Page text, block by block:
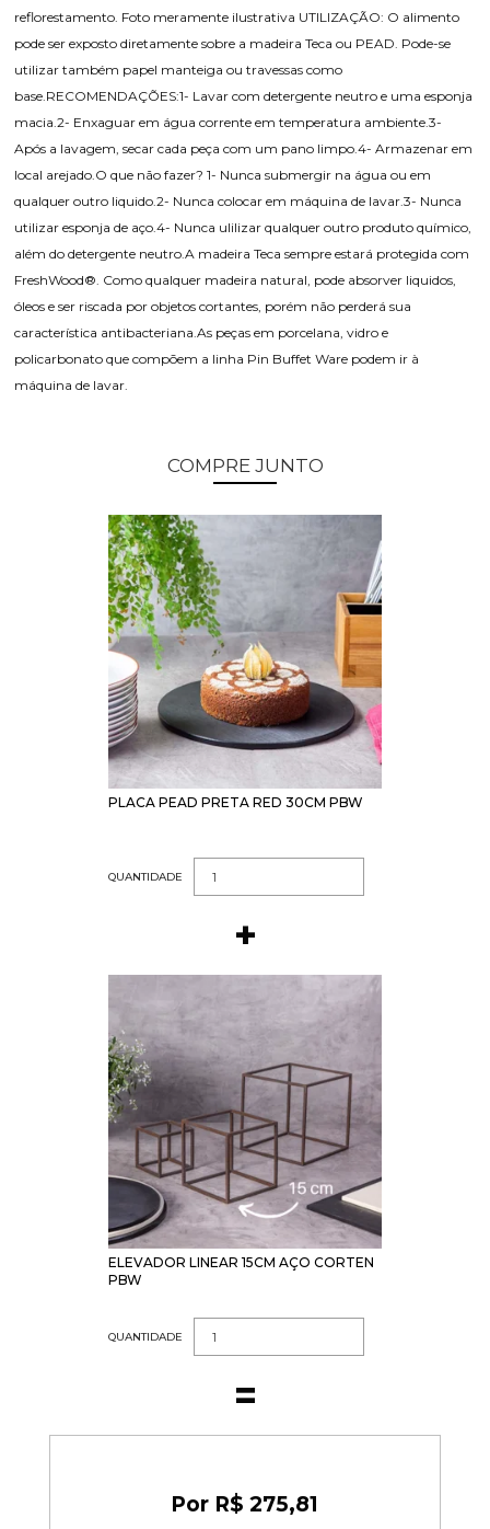
reflorestamento. Foto meramente ilustrativa UTILIZAÇÃO: O alimento
pode ser exposto diretamente sobre a madeira Teca ou PEAD. Pode-se
utilizar também papel manteiga ou travessas como
base.RECOMENDAÇÕES:1- Lavar com detergente neutro e uma esponja
macia.2- Enxaguar em água corrente em temperatura ambiente.3-
Após a lavagem, secar cada peça com um pano limpo.4- Armazenar em
local arejado.O que não fazer? 1- Nunca submergir na água ou em
qualquer outro liquido.2- Nunca colocar em máquina de lavar.3- Nunca
utilizar esponja de aço.4- Nunca ulilizar qualquer outro produto químico,
além do detergente neutro.A madeira Teca sempre estará protegida com
FreshWood®. Como qualquer madeira natural, pode absorver liquidos,
óleos e ser riscada por objetos cortantes, porém não perderá sua
característica antibacteriana.As peças em porcelana, vidro e
policarbonato que compõem a linha Pin Buffet Ware podem ir à
máquina de lavar.
COMPRE JUNTO
PLACA PEAD PRETA RED 30CM PBW
QUANTIDADE
ELEVADOR LINEAR 15CM AÇO CORTEN
PBW
QUANTIDADE
R$ 275,81